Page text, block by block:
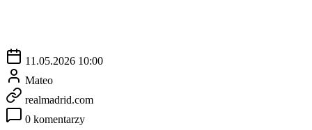
11.05.2026 10:00
Mateo
realmadrid.com
0 komentarzy